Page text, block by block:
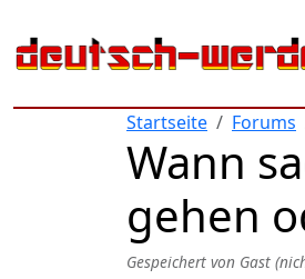
Startseite
Forums
Wann
gehen
Gespeichert von Gast